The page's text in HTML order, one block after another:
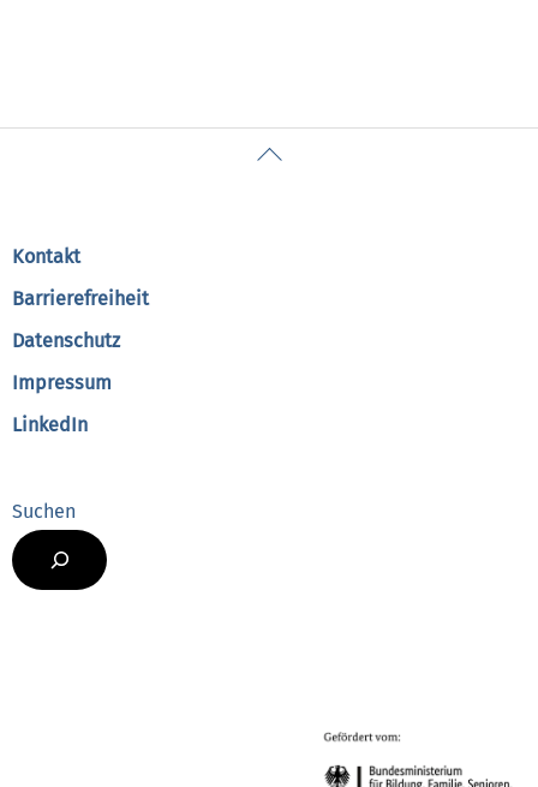
Back
Kontakt
Barrierefreiheit
Datenschutz
Impressum
LinkedIn
Suchen